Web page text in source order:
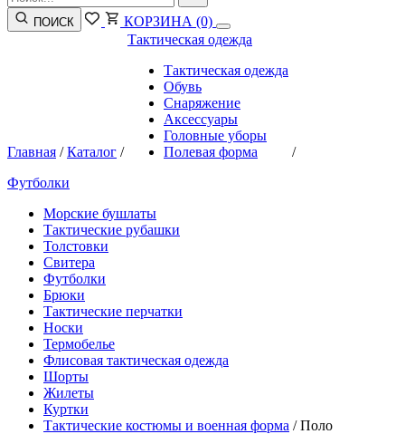
ПОИСК КОРЗИНА (0)
Главная /Каталог /
Тактическая одежда
Тактическая одежда
Обувь
Снаряжение
Аксессуары
Головные уборы
Полевая форма
/
Футболки
Морские бушлаты
Тактические рубашки
Толстовки
Свитера
Футболки
Брюки
Тактические перчатки
Носки
Термобелье
Флисовая тактическая одежда
Шорты
Жилеты
Куртки
Тактические костюмы и военная форма /Поло